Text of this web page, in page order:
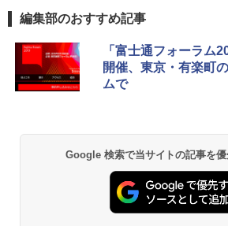
編集部のおすすめ記事
「富士通フォーラム
開催、東京・有楽町
ムで
Google 検索で当サイトの記事を